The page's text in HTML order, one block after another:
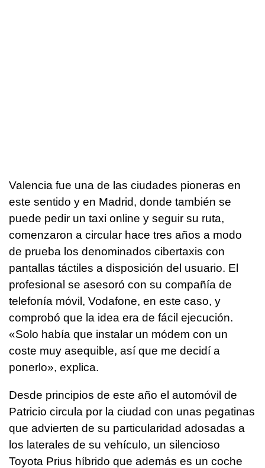
Valencia fue una de las ciudades pioneras en
este sentido y en Madrid, donde también se
puede pedir un taxi online y seguir su ruta,
comenzaron a circular hace tres años a modo
de prueba los denominados cibertaxis con
pantallas táctiles a disposición del usuario. El
profesional se asesoró con su compañía de
telefonía móvil, Vodafone, en este caso, y
comprobó que la idea era de fácil ejecución.
«Solo había que instalar un módem con un
coste muy asequible, así que me decidí a
ponerlo», explica.
Desde principios de este año el automóvil de
Patricio circula por la ciudad con unas pegatinas
que advierten de su particularidad adosadas a
los laterales de su vehículo, un silencioso
Toyota Prius híbrido que además es un coche